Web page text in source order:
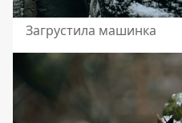
Загрустила машинка